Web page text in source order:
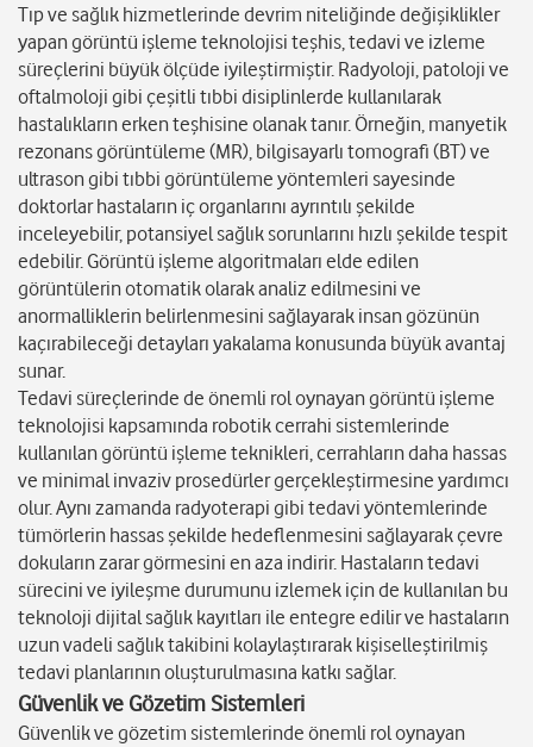
Tıp ve sağlık hizmetlerinde devrim niteliğinde değişiklikler
yapan görüntü işleme teknolojisi teşhis, tedavi ve izleme
süreçlerini büyük ölçüde iyileştirmiştir. Radyoloji, patoloji ve
oftalmoloji gibi çeşitli tıbbi disiplinlerde kullanılarak
hastalıkların erken teşhisine olanak tanır. Örneğin, manyetik
rezonans görüntüleme (MR), bilgisayarlı tomografi (BT) ve
ultrason gibi tıbbi görüntüleme yöntemleri sayesinde
doktorlar hastaların iç organlarını ayrıntılı şekilde
inceleyebilir, potansiyel sağlık sorunlarını hızlı şekilde tespit
edebilir. Görüntü işleme algoritmaları elde edilen
görüntülerin otomatik olarak analiz edilmesini ve
anormalliklerin belirlenmesini sağlayarak insan gözünün
kaçırabileceği detayları yakalama konusunda büyük avantaj
sunar.
Tedavi süreçlerinde de önemli rol oynayan görüntü işleme
teknolojisi kapsamında robotik cerrahi sistemlerinde
kullanılan görüntü işleme teknikleri, cerrahların daha hassas
ve minimal invaziv prosedürler gerçekleştirmesine yardımcı
olur. Aynı zamanda radyoterapi gibi tedavi yöntemlerinde
tümörlerin hassas şekilde hedeflenmesini sağlayarak çevre
dokuların zarar görmesini en aza indirir. Hastaların tedavi
sürecini ve iyileşme durumunu izlemek için de kullanılan bu
teknoloji dijital sağlık kayıtları ile entegre edilir ve hastaların
uzun vadeli sağlık takibini kolaylaştırarak kişiselleştirilmiş
tedavi planlarının oluşturulmasına katkı sağlar.
Güvenlik ve Gözetim Sistemleri
Güvenlik ve gözetim sistemlerinde önemli rol oynayan